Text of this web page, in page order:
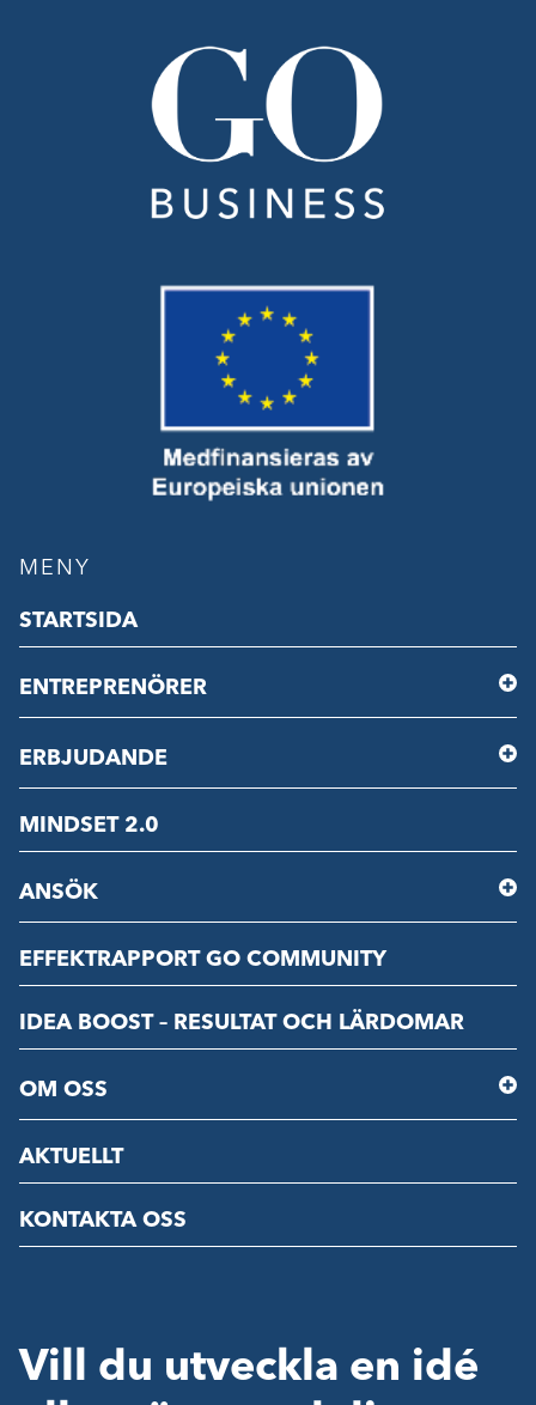
MENY
STARTSIDA
ENTREPRENÖRER
ERBJUDANDE
MINDSET 2.0
ANSÖK
EFFEKTRAPPORT GO COMMUNITY
IDEA BOOST – RESULTAT OCH LÄRDOMAR
OM OSS
AKTUELLT
KONTAKTA OSS
Vill du utveckla en idé